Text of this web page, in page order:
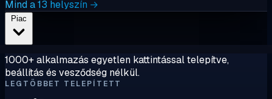
Mind a 13 helyszín →
1000+ alkalmazás egyetlen kattintással telepítve,
beállítás és vesződség nélkül.
LEGTÖBBET TELEPÍTETT